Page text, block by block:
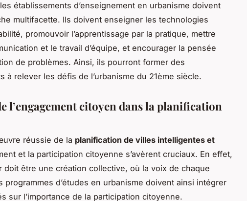
établissements d’enseignement en urbanisme doivent
multifacette. Ils doivent enseigner les technologies
promouvoir l’apprentissage par la pratique, mettre
et le travail d’équipe, et encourager la pensée
de problèmes. Ainsi, ils pourront former des
à relever les défis de l’urbanisme du 21ème siècle.
l’engagement citoyen dans la planification
réussie de la planification de villes intelligentes et
et la participation citoyenne s’avèrent cruciaux. En effet,
doit être une création collective, où la voix de chaque
programmes d’études en urbanisme doivent ainsi intégrer
sur l’importance de la participation citoyenne.